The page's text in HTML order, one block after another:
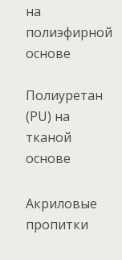
на
полиэфирной
основе
Полиуретан
(PU) на
тканой
основе
Акриловые
пропитки